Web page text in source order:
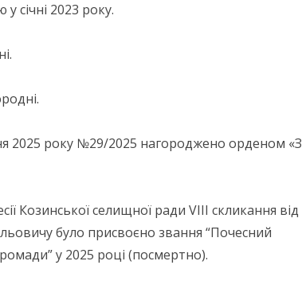
січні 2023 року.
2025 року №29/2025 нагороджено орденом
Козинської селищної ради VIII скликання від
було присвоєно звання “Почесний
у 2025 році (посмертно).